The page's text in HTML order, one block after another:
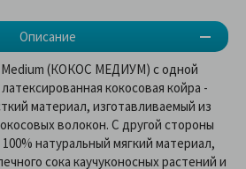
Описание
(КОКОС МЕДИУМ) с одной
кокосовая койра -
материал, изготавливаемый из
волокон. С другой стороны
натуральный мягкий материал,
сока каучуконосных растений и